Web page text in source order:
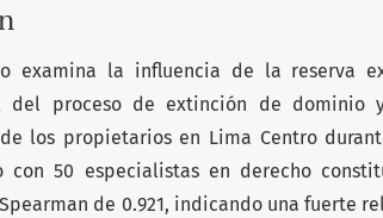
examina la influencia de la reserva
del proceso de extinción de dominio
los propietarios en Lima Centro
con 50 especialistas en derecho
de 0.921, indicando una fuerte